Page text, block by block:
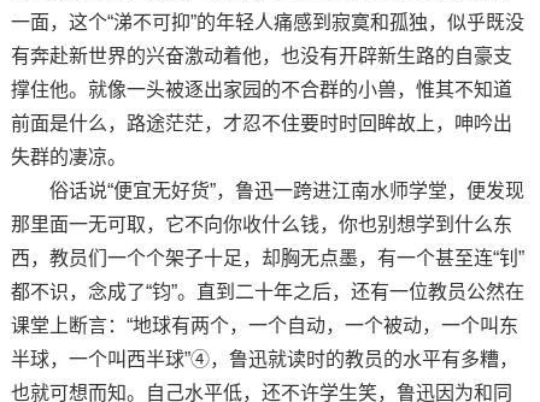
一面，这个“涕不可抑”的年轻人痛感到寂寞和孤独，似乎既没
有奔赴新世界的兴奋激动着他，也没有开辟新生路的自豪支
撑住他。就像一头被逐出家园的不合群的小兽，惟其不知道
前面是什么，路途茫茫，才忍不住要时时回眸故上，呻吟出
失群的凄凉。
俗话说“便宜无好货”，鲁迅一跨进江南水师学堂，便发现
那里面一无可取，它不向你收什么钱，你也别想学到什么东
西，教员们一个个架子十足，却胸无点墨，有一个甚至连“钊”
都不识，念成了“钧”。直到二十年之后，还有一位教员公然在
课堂上断言：“地球有两个，一个自动，一个被动，一个叫东
半球，一个叫西半球”④，鲁迅就读时的教员的水平有多糟，
也就可想而知。自己水平低，还不许学生笑，鲁迅因为和同